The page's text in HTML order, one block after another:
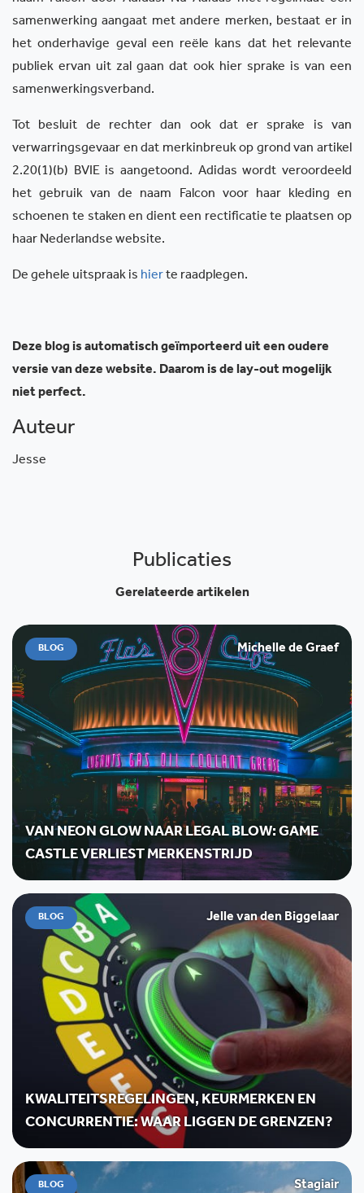
samenwerking aangaat met andere merken, bestaat er in
het onderhavige geval een reële kans dat het relevante
publiek ervan uit zal gaan dat ook hier sprake is van een
samenwerkingsverband.
Tot besluit de rechter dan ook dat er sprake is van
verwarringsgevaar en dat merkinbreuk op grond van artikel
2.20(1)(b) BVIE is aangetoond. Adidas wordt veroordeeld
het gebruik van de naam Falcon voor haar kleding en
schoenen te staken en dient een rectificatie te plaatsen op
haar Nederlandse website.
De gehele uitspraak is hierte raadplegen.
Deze blog is automatisch geïmporteerd uit een oudere
versie van deze website. Daarom is de lay-out mogelijk
niet perfect.
Auteur
Jesse
Publicaties
Gerelateerde artikelen
BLOG Michelle de Graef
VAN NEON GLOW NAAR LEGAL BLOW: GAME
CASTLE VERLIEST MERKENSTRIJD
BLOG Jelle van den Biggelaar
KWALITEITSREGELINGEN, KEURMERKEN EN
CONCURRENTIE: WAAR LIGGEN DE GRENZEN?
BLOG Stagiair